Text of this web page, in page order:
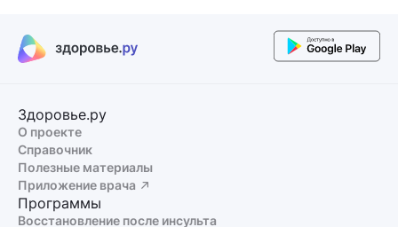
Здоровье.ру
О проекте
Справочник
Полезные материалы
Приложение врача
Программы
Восстановление после инсульта